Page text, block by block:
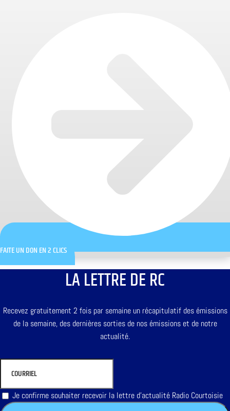
FAITE UN DON EN 2 CLICS
LA LETTRE DE RC
Recevez gratuitement 2 fois par semaine un récapitulatif des émissions
de la semaine, des dernières sorties de nos émissions et de notre
actualité.
Je confirme souhaiter recevoir la lettre d'actualité Radio Courtoisie